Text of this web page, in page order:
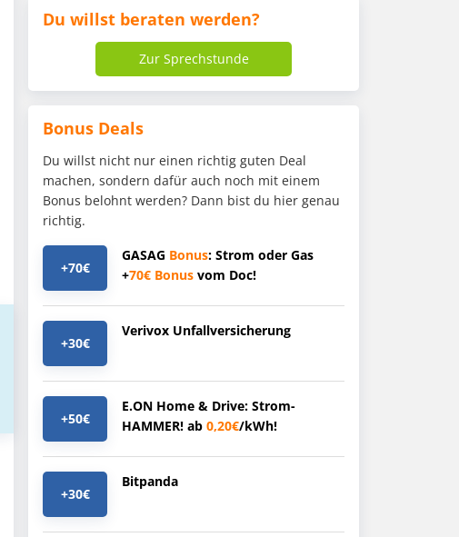
Du willst beraten werden?
Zur Sprechstunde
Bonus Deals
Du willst nicht nur einen richtig guten Deal
machen, sondern dafür auch noch mit einem
Bonus belohnt werden? Dann bist du hier genau
richtig.
+70€
GASAG Bonus: Strom oder Gas
+70€ Bonus vom Doc!
+30€
Verivox Unfallversicherung
+50€
E.ON Home & Drive: Strom-
HAMMER! ab 0,20€/kWh!
+30€
Bitpanda